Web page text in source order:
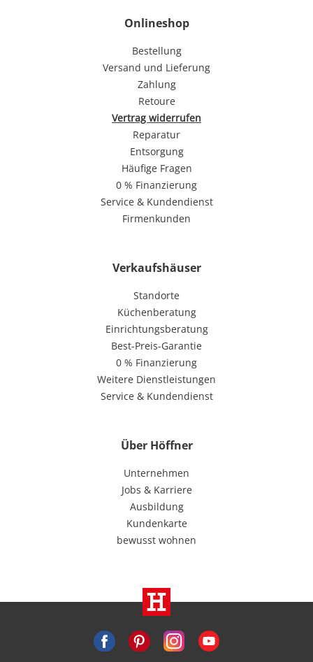
Onlineshop
Bestellung
Versand und Lieferung
Zahlung
Retoure
Vertrag widerrufen
Reparatur
Entsorgung
Häufige Fragen
0 % Finanzierung
Service & Kundendienst
Firmenkunden
Verkaufshäuser
Standorte
Küchenberatung
Einrichtungsberatung
Best-Preis-Garantie
0 % Finanzierung
Weitere Dienstleistungen
Service & Kundendienst
Über Höffner
Unternehmen
Jobs & Karriere
Ausbildung
Kundenkarte
bewusst wohnen